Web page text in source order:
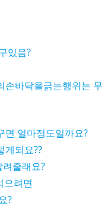
있음?
손바닥을긁는행위는 무
면 얼마정도일까요?
게되요??
줄래요?
으려면
?